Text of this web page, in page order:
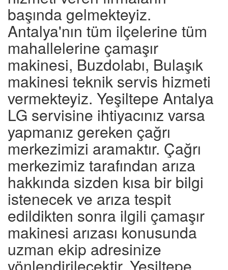
başında gelmekteyiz.
Antalya'nın tüm ilçelerine tüm
mahallelerine çamaşır
makinesi, Buzdolabı, Bulaşık
makinesi teknik servis hizmeti
vermekteyiz. Yeşiltepe Antalya
LG servisine ihtiyacınız varsa
yapmanız gereken çağrı
merkezimizi aramaktır. Çağrı
merkezimiz tarafından arıza
hakkında sizden kısa bir bilgi
istenecek ve arıza tespit
edildikten sonra ilgili çamaşır
makinesi arızası konusunda
uzman ekip adresinize